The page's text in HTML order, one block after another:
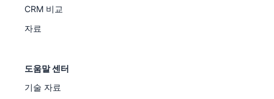
CRM 비교
자료
도움말 센터
기술 자료